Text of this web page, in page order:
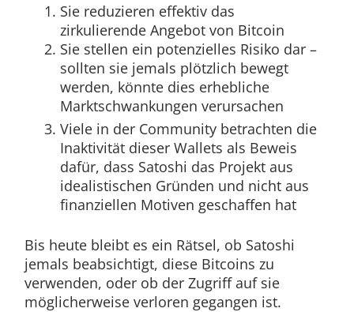
Sie reduzieren effektiv das
zirkulierende Angebot von Bitcoin
Sie stellen ein potenzielles Risiko dar –
sollten sie jemals plötzlich bewegt
werden, könnte dies erhebliche
Marktschwankungen verursachen
Viele in der Community betrachten die
Inaktivität dieser Wallets als Beweis
dafür, dass Satoshi das Projekt aus
idealistischen Gründen und nicht aus
finanziellen Motiven geschaffen hat
Bis heute bleibt es ein Rätsel, ob Satoshi
jemals beabsichtigt, diese Bitcoins zu
verwenden, oder ob der Zugriff auf sie
möglicherweise verloren gegangen ist.